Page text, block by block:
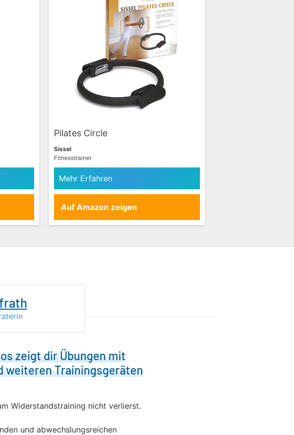
Pilates Circle
Sissel
Fitnesstrainer
Mehr Erfahren
Auf Amazon zeigen
zeigt dir Übungen mit
weiteren Trainingsgeräten
Widerstandstraining nicht verlierst.
und abwechslungsreichen